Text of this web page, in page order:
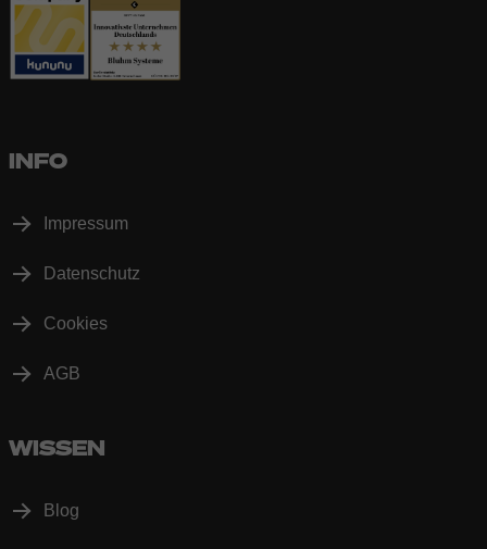
INFO
Impressum
Datenschutz
Cookies
AGB
WISSEN
Blog